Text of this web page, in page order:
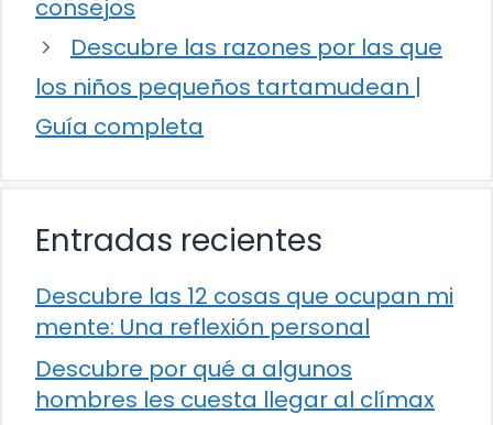
consejos
Descubre las razones por las que
los niños pequeños tartamudean |
Guía completa
Entradas recientes
Descubre las 12 cosas que ocupan mi
mente: Una reflexión personal
Descubre por qué a algunos
hombres les cuesta llegar al clímax